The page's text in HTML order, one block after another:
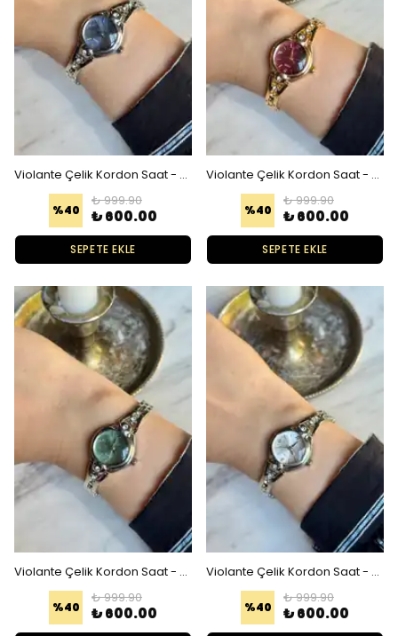
Violante Çelik Kordon Saat - Gümüş Mavi
%40
₺ 999.90
₺ 600.00
SEPETE EKLE
Violante Çelik Kordon Saat - Gold Bordo
%40
₺ 999.90
₺ 600.00
SEPETE EKLE
Violante Çelik Kordon Saat - Gümüş Yeşil
%40
₺ 999.90
₺ 600.00
Violante Çelik Kordon Saat - Gümüş Beyaz
%40
₺ 999.90
₺ 600.00